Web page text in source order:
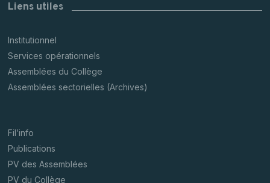
Liens utiles
Institutionnel
Services opérationnels
Assemblées du Collège
Assemblées sectorielles (Archives)
Fil’info
Publications
PV des Assemblées
PV du Collège